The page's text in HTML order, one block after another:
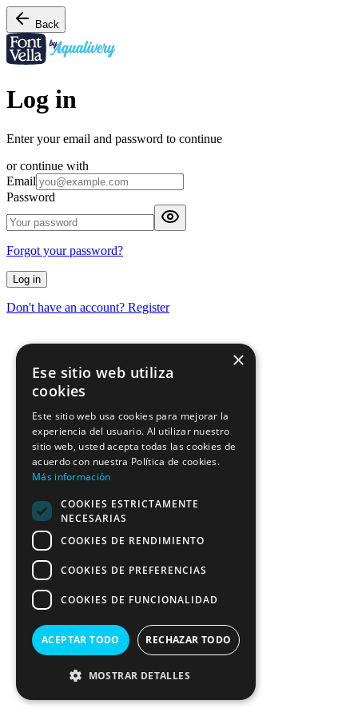
Back
Log in
Enter your email and password to continue
or continue with
Email
Password
Forgot your password?
Log in
Don't have an account? Register
×
Ese sitio web utiliza
cookies
Este sitio web usa cookies para mejorar la
experiencia del usuario. Al utilizar nuestro
sitio web, usted acepta todas las cookies de
acuerdo con nuestra Política de cookies.
Más información
COOKIES ESTRICTAMENTE
NECESARIAS
COOKIES DE RENDIMIENTO
COOKIES DE PREFERENCIAS
COOKIES DE FUNCIONALIDAD
ACEPTAR TODO RECHAZAR TODO
MOSTRAR DETALLES